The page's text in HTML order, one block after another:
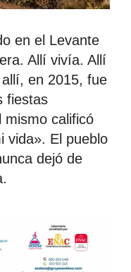
en el Levante
Allí vivía. Allí
en 2015, fue
fiestas
mismo calificó
vida». El pueblo
dejó de